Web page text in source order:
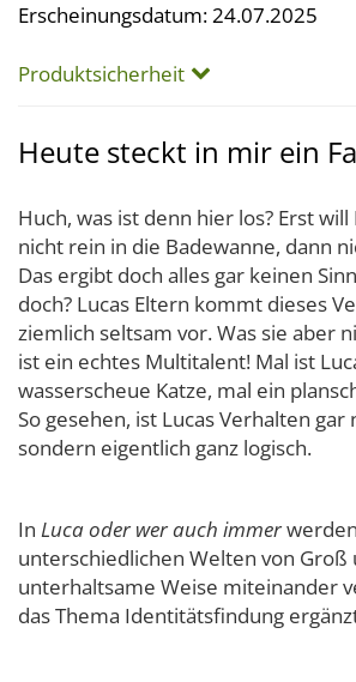
Erscheinungsdatum: 24.07.2025
Produktsicherheit
Heute steckt in mir ein
Huch, was ist denn hier los? Erst
nicht rein in die Badewanne, dann
Das ergibt doch alles gar keinen
doch? Lucas Eltern kommt dieses
ziemlich seltsam vor. Was sie aber
ist ein echtes Multitalent! Mal ist
wasserscheue Katze, mal ein
So gesehen, ist Lucas Verhalten gar
sondern eigentlich ganz logisch.
In Luca oder wer auch immer
unterschiedlichen Welten von Groß
unterhaltsame Weise miteinander
das Thema Identitätsfindung